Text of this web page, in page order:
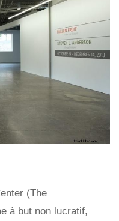
(The
à but non lucratif,